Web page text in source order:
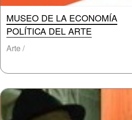
MUSEO DE LA ECONOMÍA
POLÍTICA DEL ARTE
Arte /